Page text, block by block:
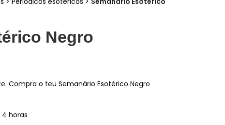
Negro
Compra o teu Semanário Esotérico Negro
horas